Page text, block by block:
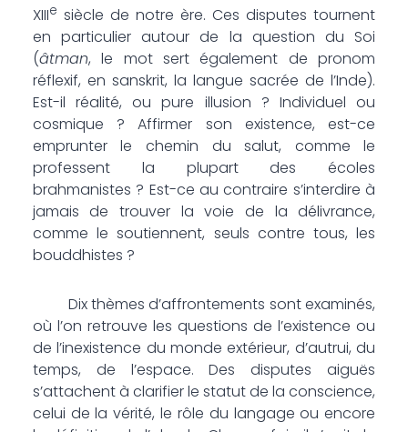
XIIIe siècle de notre ère. Ces disputes tournent
en particulier autour de la question du Soi
(âtman, le mot sert également de pronom
réflexif, en sanskrit, la langue sacrée de l’Inde).
Est-il réalité, ou pure illusion ? Individuel ou
cosmique ? Affirmer son existence, est-ce
emprunter le chemin du salut, comme le
professent la plupart des écoles
brahmanistes ? Est-ce au contraire s’interdire à
jamais de trouver la voie de la délivrance,
comme le soutiennent, seuls contre tous, les
bouddhistes ?
Dix thèmes d’affrontements sont examinés,
où l’on retrouve les questions de l’existence ou
de l’inexistence du monde extérieur, d’autrui, du
temps, de l’espace. Des disputes aiguës
s’attachent à clarifier le statut de la conscience,
celui de la vérité, le rôle du langage ou encore